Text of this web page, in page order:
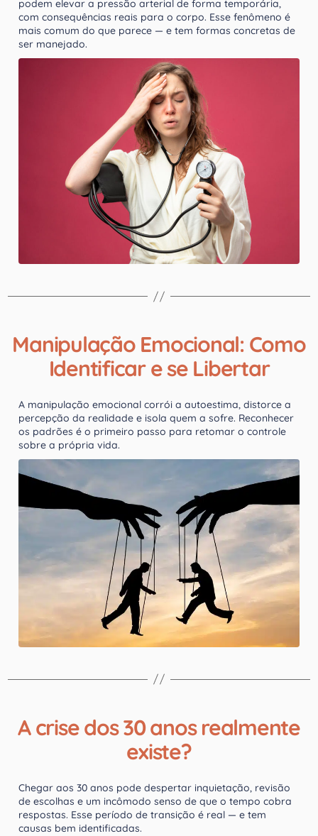
podem elevar a pressão arterial de forma temporária,
com consequências reais para o corpo. Esse fenômeno é
mais comum do que parece — e tem formas concretas de
ser manejado.
Manipulação Emocional: Como
Identificar e se Libertar
A manipulação emocional corrói a autoestima, distorce a
percepção da realidade e isola quem a sofre. Reconhecer
os padrões é o primeiro passo para retomar o controle
sobre a própria vida.
A crise dos 30 anos realmente
existe?
Chegar aos 30 anos pode despertar inquietação, revisão
de escolhas e um incômodo senso de que o tempo cobra
respostas. Esse período de transição é real — e tem
causas bem identificadas.